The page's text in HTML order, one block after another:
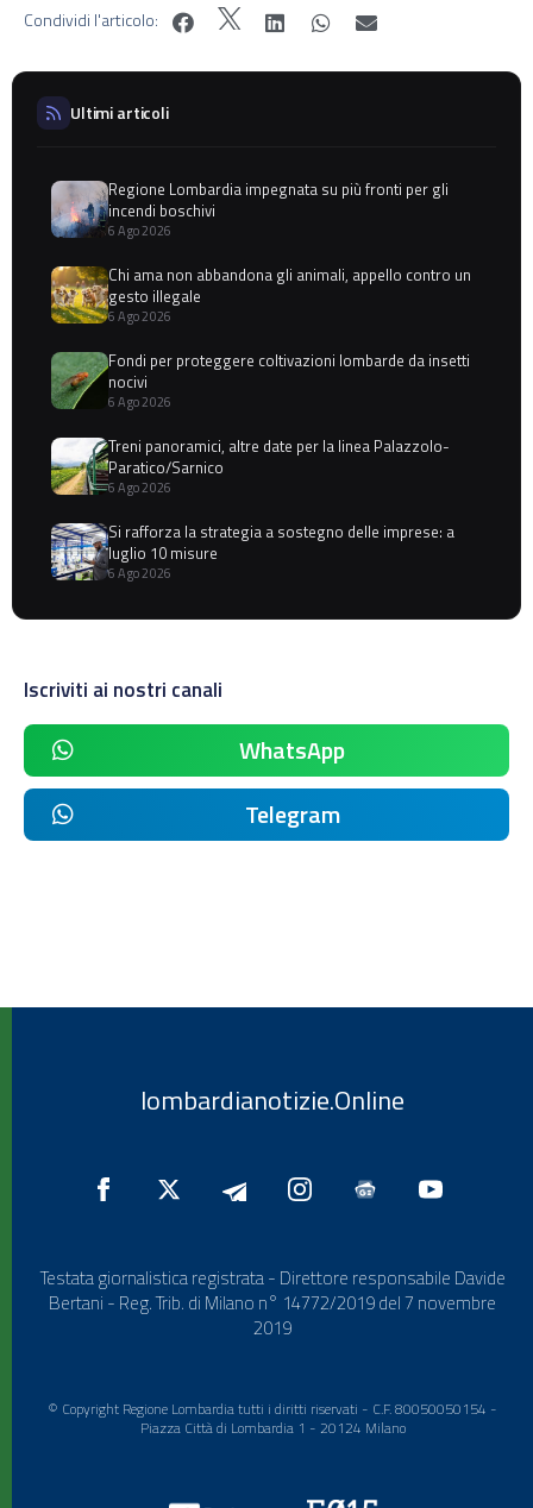
Condividi l'articolo:
Ultimi articoli
Regione Lombardia impegnata su più fronti per gli
incendi boschivi
6 Ago 2026
Chi ama non abbandona gli animali, appello contro un
gesto illegale
6 Ago 2026
Fondi per proteggere coltivazioni lombarde da insetti
nocivi
6 Ago 2026
Treni panoramici, altre date per la linea Palazzolo-
Paratico/Sarnico
6 Ago 2026
Si rafforza la strategia a sostegno delle imprese: a
luglio 10 misure
6 Ago 2026
Iscriviti ai nostri canali
WhatsApp
Telegram
lombardianotizie.Online
Testata giornalistica registrata - Direttore responsabile Davide
Bertani - Reg. Trib. di Milano n° 14772/2019 del 7 novembre
2019
© Copyright Regione Lombardia tutti i diritti riservati - C.F. 80050050154 -
Piazza Città di Lombardia 1 - 20124 Milano